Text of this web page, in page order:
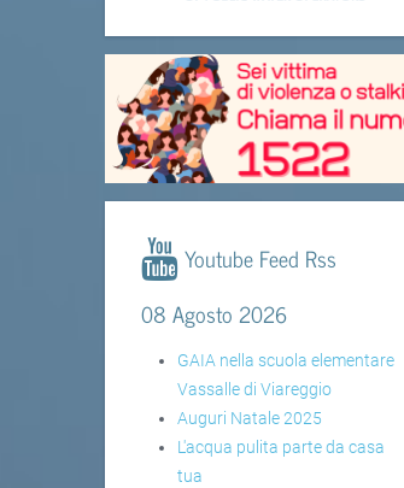
Youtube Feed Rss
08 Agosto 2026
GAIA nella scuola elementare
Vassalle di Viareggio
Auguri Natale 2025
L'acqua pulita parte da casa
tua